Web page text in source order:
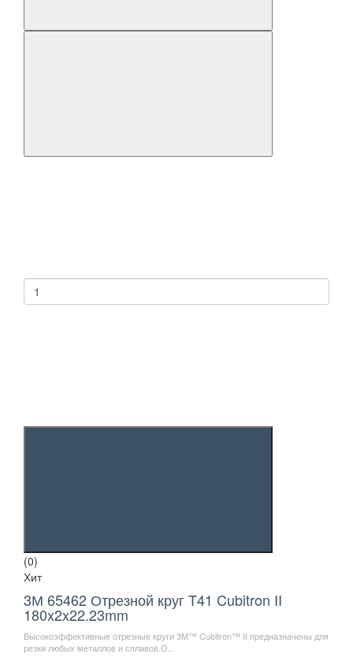
(0)
Хит
3М 65462 Отрезной круг T41 Cubitron II
180x2x22.23mm
Высокоэффективные отрезные круги 3M™ Cubitron™ II предназначены для
резки любых металлов и сплавов.О..